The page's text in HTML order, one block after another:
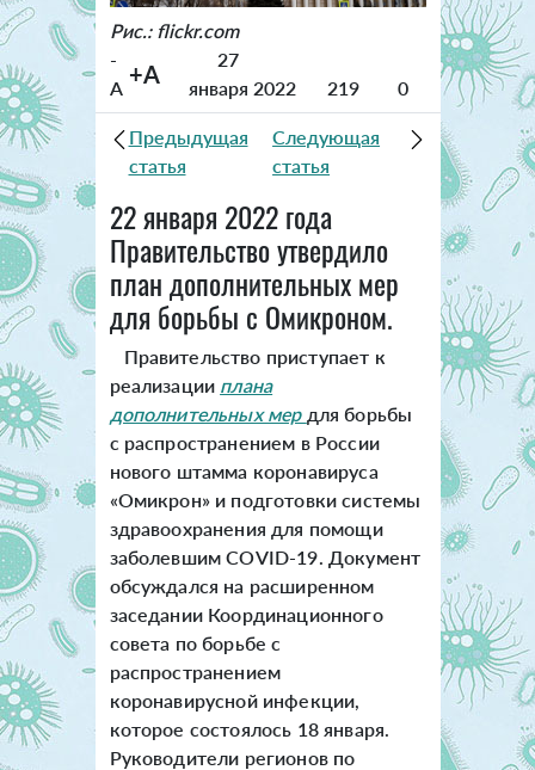
Рис.: flickr.com
-
A +A
27
января 2022
219 0
Предыдущая
статья
Следующая
статья
22 января 2022 года
Правительство утвердило
план дополнительных мер
для борьбы с Омикроном.
Правительство приступает к
реализации плана
дополнительных мер для борьбы
с распространением в России
нового штамма коронавируса
«Омикрон» и подготовки системы
здравоохранения для помощи
заболевшим COVID-19. Документ
обсуждался на расширенном
заседании Координационного
совета по борьбе с
распространением
коронавирусной инфекции,
которое состоялось 18 января.
Руководители регионов по